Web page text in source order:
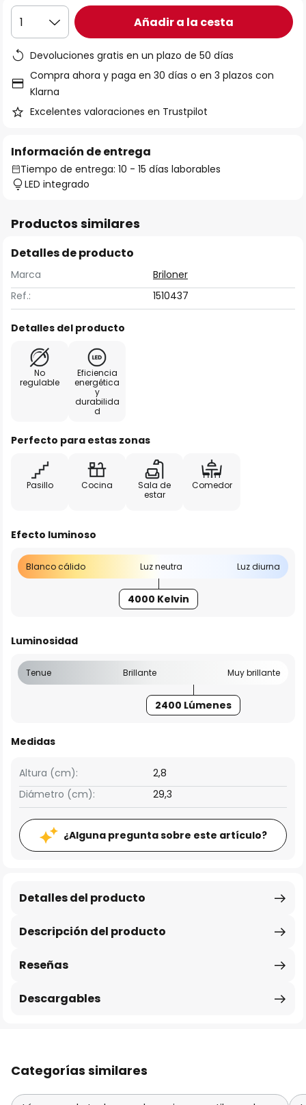
1 Añadir a la cesta
Devoluciones gratis en un plazo de 50 días
Compra ahora y paga en 30 días o en 3 plazos con
Klarna
Excelentes valoraciones en Trustpilot
Información de entrega
Tiempo de entrega: 10 - 15 días laborables
LED integrado
Productos similares
Detalles de producto
Marca
Briloner
Ref.:
1510437
Detalles del producto
No
regulable
Eficiencia
energética
y
durabilida
d
Perfecto para estas zonas
Pasillo Cocina
Sala de
estar
Comedor
Efecto luminoso
Blanco cálido Luz neutra Luz diurna
4000 Kelvin
Luminosidad
Tenue Brillante Muy brillante
2400 Lúmenes
Medidas
Altura (cm):
2,8
Diámetro (cm):
29,3
¿Alguna pregunta sobre este artículo?
Descripción del producto
Detalles del producto
Reseñas
Descargables
Categorías similares